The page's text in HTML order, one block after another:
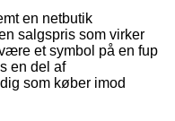
en netbutik
salgspris som virker
et symbol på en fup
en del af
som køber imod